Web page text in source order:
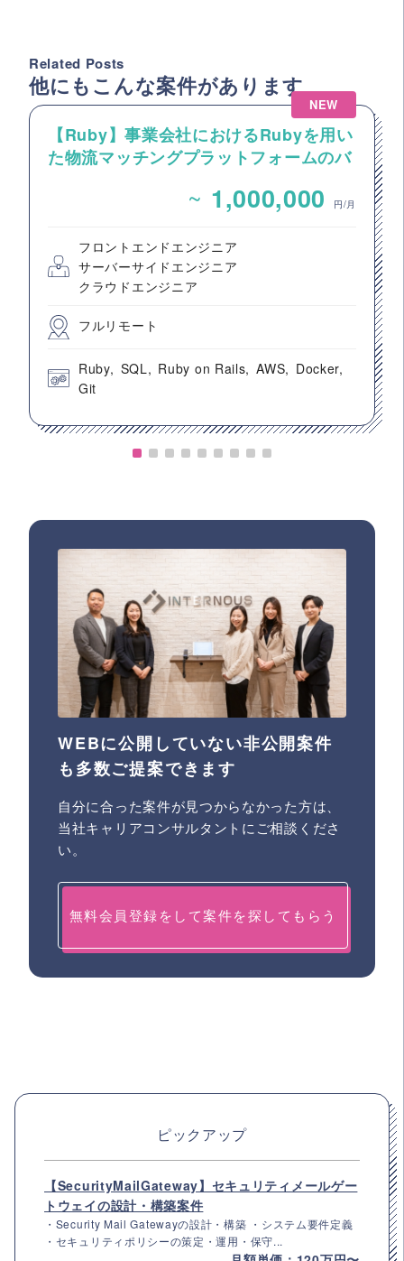
Related Posts
他にもこんな案件があります
NEW
【Ruby】事業会社におけるRubyを用い
た物流マッチングプラットフォームのバ
~ 1,000,000 円/月
フロントエンドエンジニア
サーバーサイドエンジニア
クラウドエンジニア
フルリモート
Ruby SQL Ruby on Rails AWS
Docker
Git
WEBに公開していない非公開案件
も多数ご提案できます
自分に合った案件が見つからなかった方は、
当社キャリアコンサルタントにご相談くださ
い。
無料会員登録をして案件を探してもらう
ピックアップ
【SecurityMailGateway】セキュリティメールゲー
トウェイの設計・構築案件
・Security Mail Gatewayの設計・構築 ・システム要件定義
・セキュリティポリシーの策定・運用・保守...